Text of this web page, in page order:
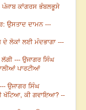
ਪੰਜਾਬ ਕਾਂਗਰਸ ਭੰਬਲਭੂਸੇ
ਉਸਤਾਦ ਦਾਮਨ ---
ਦੇ ਲੋਕਾਂ ਲਈ ਮੰਦਭਾਗਾ ---
ਲੱਗੀ --- ਉਜਾਗਰ ਸਿੰਘ
ਪਾਰਟੀਆਂ
ਉਜਾਗਰ ਸਿੰਘ
ਖੱਟਿਆ, ਕੀ ਗਵਾਇਆ? --